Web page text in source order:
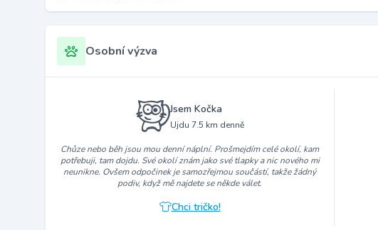
Osobní výzva
Jsem Kočka
Ujdu 7.5 km denně
Chůze nebo běh jsou mou denní náplní. Prošmejdím celé okolí, kam
potřebuji, tam dojdu. Své okolí znám jako své tlapky a nic nového mi
neunikne. Ovšem odpočinek je samozřejmou součástí, takže žádný
podiv, když mě najdete se někde válet.
Chci tričko!